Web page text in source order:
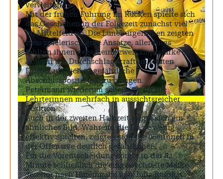
verwerten.
Mit der frühen Führung im Rücken spielte sich
das Geschehen in der Folgezeit zunächst viel
im Mittelfeld ab. Die Lüneburgerinnen zeigten
zwar spielerisch gute Ansätze, allerdings
fehlten ihnen gegen eine zweikampfstarke 06-
Abwehr die Durchschlagskraft im letzten
Drittel, um sich in gefährliche
Abschlusspositionen zu bringen.
Petermann wiederum scheiterte für die
Lehrterinnen mehrfach in aussichtsreicher
Position.
Auch in der zweiten Halbzeit zeigte sich ein
ähnliches Bild. Während die Gäste wenig
effektiv spielten, zeigten sich die 06erinnen in
der Offensive deutlich gefährlicher.
Für die Vorentscheidung sorgte in der 82.
Minute schließlich die eingewechselte Maike
Jeschor nach Hereingabe von Julia Rasokat.